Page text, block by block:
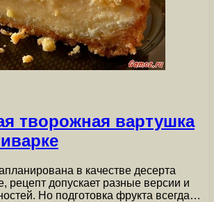
творожная вартушка
в качестве десерта
рецепт допускает разные версии и
Но подготовка фрукта всегда…